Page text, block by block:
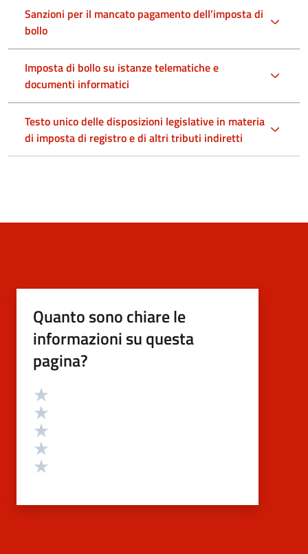
Sanzioni per il mancato pagamento dell’imposta di
bollo
Imposta di bollo su istanze telematiche e
documenti informatici
Testo unico delle disposizioni legislative in materia
di imposta di registro e di altri tributi indiretti
Quanto sono chiare le
informazioni su questa
pagina?
Valutazione